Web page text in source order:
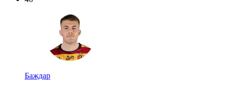
Баждар